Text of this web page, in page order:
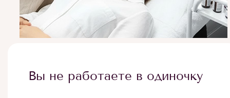
Вы не работаете в одиночку